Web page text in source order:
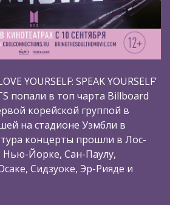
YOURSELF: SPEAK YOURSELF’
попали в топ чарта Billboard
корейской группой в
на стадионе Уэмбли в
концерты прошли в Лос-
Нью-Йорке, Сан-Паулу,
Сидзуоке, Эр-Рияде и